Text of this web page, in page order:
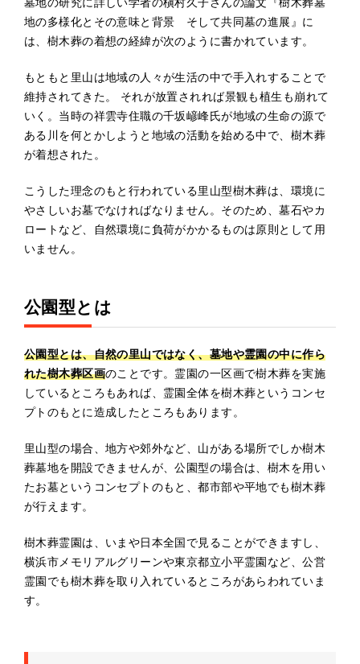
地の多様化とその意味と背景 そして共同墓の進展』に
は、樹木葬の着想の経緯が次のように書かれています。
もともと里山は地域の人々が生活の中で手入れすることで
維持されてきた。 それが放置されれば景観も植生も崩れて
いく。当時の祥雲寺住職の千坂嵃峰氏が地域の生命の源で
ある川を何とかしようと地域の活動を始める中で、樹木葬
が着想された。
こうした理念のもと行われている里山型樹木葬は、環境に
やさしいお墓でなければなりません。そのため、墓石やカ
ロートなど、自然環境に負荷がかかるものは原則として用
いません。
公園型とは
公園型とは、自然の里山ではなく、墓地や霊園の中に作ら
れた樹木葬区画のことです。霊園の一区画で樹木葬を実施
しているところもあれば、霊園全体を樹木葬というコンセ
プトのもとに造成したところもあります。
里山型の場合、地方や郊外など、山がある場所でしか樹木
葬墓地を開設できませんが、公園型の場合は、樹木を用い
たお墓というコンセプトのもと、都市部や平地でも樹木葬
が行えます。
樹木葬霊園は、いまや日本全国で見ることができますし、
横浜市メモリアルグリーンや東京都立小平霊園など、公営
霊園でも樹木葬を取り入れているところがあらわれていま
す。